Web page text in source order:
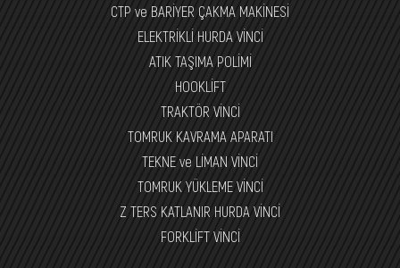
CTP ve BARİYER ÇAKMA MAKİNESİ
ELEKTRİKLİ HURDA VİNCİ
ATIK TAŞIMA POLİMİ
HOOKLİFT
TRAKTÖR VİNCİ
TOMRUK KAVRAMA APARATI
TEKNE ve LİMAN VİNCİ
TOMRUK YÜKLEME VİNCİ
Z TERS KATLANIR HURDA VİNCİ
FORKLİFT VİNCİ